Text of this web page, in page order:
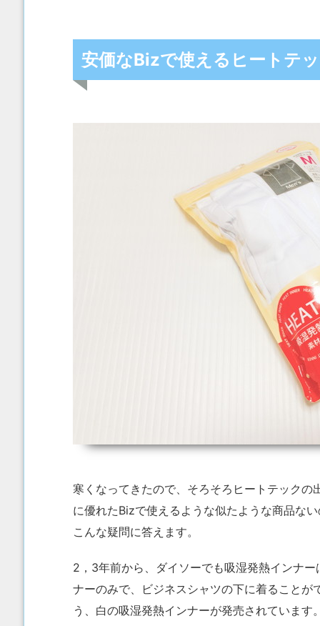
安価なBizで使えるヒートテ
寒くなってきたので、そろそろヒートテック
に優れたBizで使えるような似たような商品ない
こんな疑問に答えます。
2，3年前から、ダイソーでも吸湿発熱インナ
ナーのみで、ビジネスシャツの下に着ることが
う、白の吸湿発熱インナーが発売されていま